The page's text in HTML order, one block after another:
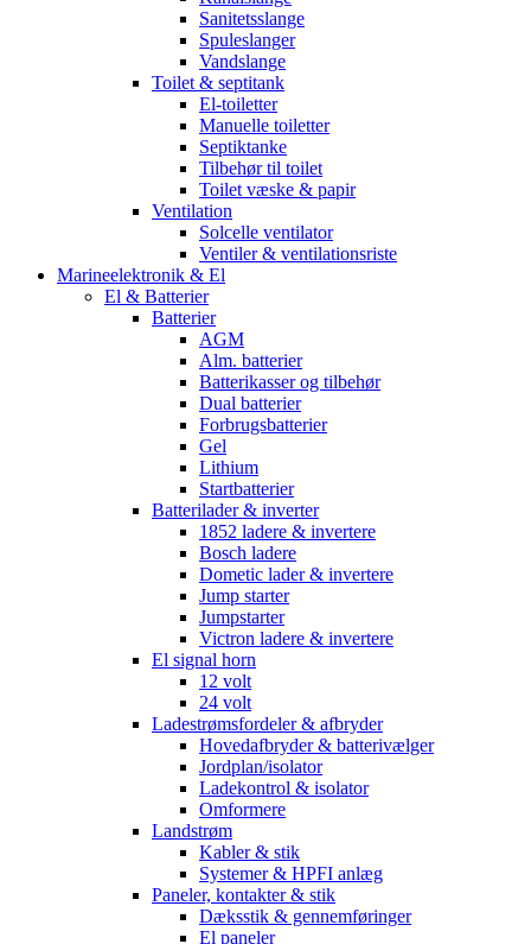
Sanitetsslange
Spuleslanger
Vandslange
Toilet & septitank
El-toiletter
Manuelle toiletter
Septiktanke
Tilbehør til toilet
Toilet væske & papir
Ventilation
Solcelle ventilator
Ventiler & ventilationsriste
Marineelektronik & El
El & Batterier
Batterier
AGM
Alm. batterier
Batterikasser og tilbehør
Dual batterier
Forbrugsbatterier
Gel
Lithium
Startbatterier
Batterilader & inverter
1852 ladere & invertere
Bosch ladere
Dometic lader & invertere
Jump starter
Jumpstarter
Victron ladere & invertere
El signal horn
12 volt
24 volt
Ladestrømsfordeler & afbryder
Hovedafbryder & batterivælger
Jordplan/isolator
Ladekontrol & isolator
Omformere
Landstrøm
Kabler & stik
Systemer & HPFI anlæg
Paneler, kontakter & stik
Dæksstik & gennemføringer
El paneler